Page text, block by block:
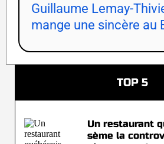
Guillaume Lemay-
mange une sincère au
TOP 5
Un restaurant
sème la